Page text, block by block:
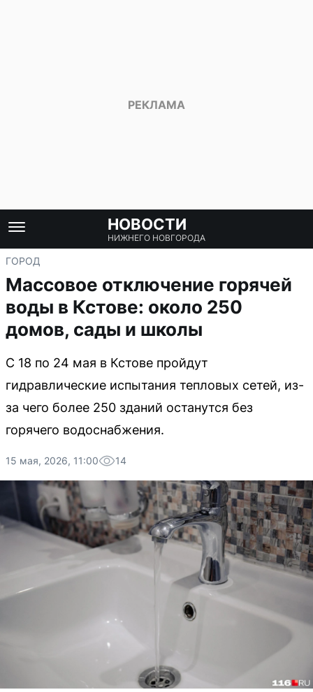
НОВОСТИ
НИЖНЕГО НОВГОРОДА
ГОРОД
Массовое отключение горячей
воды в Кстове: около 250
домов, сады и школы
С 18 по 24 мая в Кстове пройдут
гидравлические испытания тепловых сетей, из-
за чего более 250 зданий останутся без
горячего водоснабжения.
15 мая, 2026, 11:00 14